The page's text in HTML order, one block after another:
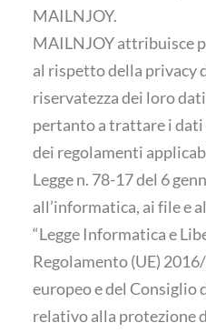
MAILNJOY.
MAILNJOY attribuisce
al rispetto della privacy
riservatezza dei loro
pertanto a trattare i
dei regolamenti
Legge n. 78-17 del 6
all’informatica, ai file e
“Legge Informatica e
Regolamento (UE)
europeo e del Consiglio
relativo alla protezione